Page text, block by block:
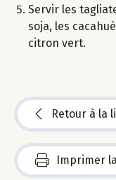
Servir les
soja, les
citron vert.
Retour à la
Imprimer